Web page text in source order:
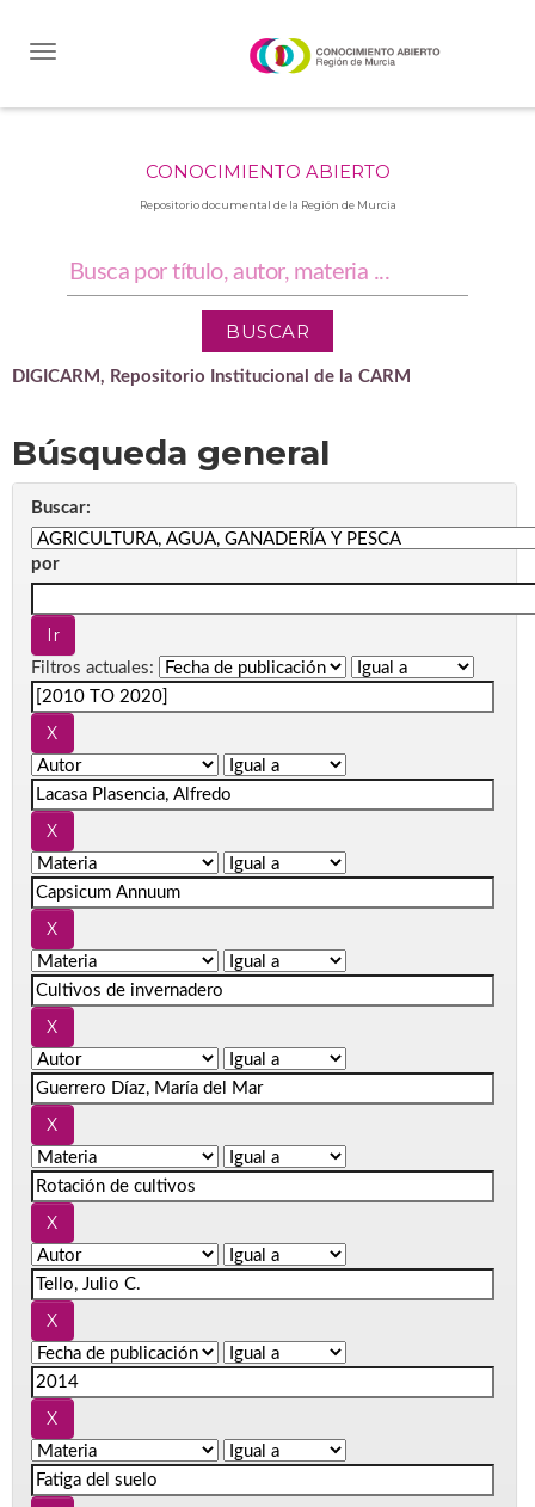
CONOCIMIENTO ABIERTO
Repositorio documental de la Región de Murcia
DIGICARM, Repositorio Institucional de la CARM
Búsqueda general
Buscar:
por
Filtros actuales: